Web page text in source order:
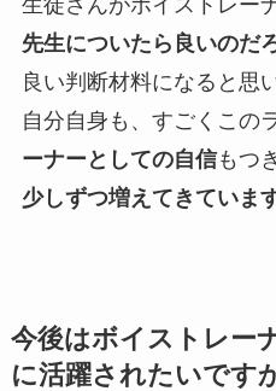
先生についたら良いのだ
良い判断材料になると思
自分自身も、すごくこの
ーナーとしての自信もつ
少しずつ増えてきています
今後はボイストレー
に活躍されたいです